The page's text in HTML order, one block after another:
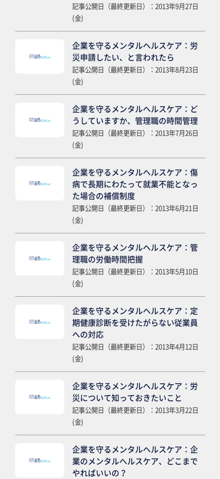
記事公開日（最終更新日）：2013年9月27日
(金)
企業を守るメンタルヘルスケア：労
災申請したい、と言われたら
記事公開日（最終更新日）：2013年8月23日
(金)
企業を守るメンタルヘルスケア：ど
うしていますか、管理職の時間管理
記事公開日（最終更新日）：2013年7月26日
(金)
企業を守るメンタルヘルスケア：傷
病で長期にわたって就業不能となっ
た場合の補償制度
記事公開日（最終更新日）：2013年6月21日
(金)
企業を守るメンタルヘルスケア：管
理職の労働時間把握
記事公開日（最終更新日）：2013年5月10日
(金)
企業を守るメンタルヘルスケア：定
期健康診断を受けたがらない従業員
への対応
記事公開日（最終更新日）：2013年4月12日
(金)
企業を守るメンタルヘルスケア：労
災について知っておきたいこと
記事公開日（最終更新日）：2013年3月22日
(金)
企業を守るメンタルヘルスケア：企
業のメンタルヘルスケア、どこまで
やればいいの？